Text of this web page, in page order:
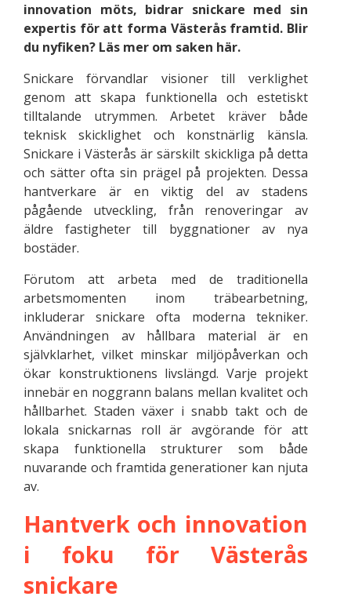
innovation möts, bidrar snickare med sin
expertis för att forma Västerås framtid. Blir
du nyfiken? Läs mer om saken här.
Snickare förvandlar visioner till verklighet
genom att skapa funktionella och estetiskt
tilltalande utrymmen. Arbetet kräver både
teknisk skicklighet och konstnärlig känsla.
Snickare i Västerås är särskilt skickliga på detta
och sätter ofta sin prägel på projekten. Dessa
hantverkare är en viktig del av stadens
pågående utveckling, från renoveringar av
äldre fastigheter till byggnationer av nya
bostäder.
Förutom att arbeta med de traditionella
arbetsmomenten inom träbearbetning,
inkluderar snickare ofta moderna tekniker.
Användningen av hållbara material är en
självklarhet, vilket minskar miljöpåverkan och
ökar konstruktionens livslängd. Varje projekt
innebär en noggrann balans mellan kvalitet och
hållbarhet. Staden växer i snabb takt och de
lokala snickarnas roll är avgörande för att
skapa funktionella strukturer som både
nuvarande och framtida generationer kan njuta
av.
Hantverk och innovation
i foku för Västerås
snickare